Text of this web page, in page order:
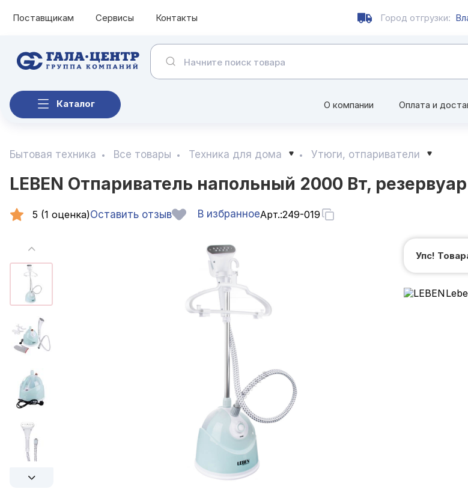
Поставщикам Сервисы Контакты Город отгрузки:
Каталог О компании Оплата и
Бытовая техника Все товары Техника для дома Утюги, отпариватели
LEBEN Отпариватель напольный 2000 Вт,
5 (1 оценка)Оставить отзыв В избранноеАрт.:249-019
Упс!